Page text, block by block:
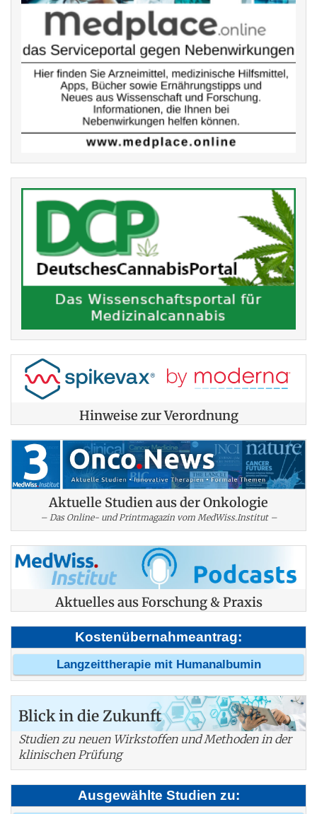
Hinweise zur Verordnung
Aktuelle Studien aus der Onkologie
– Das Online- und Printmagazin vom MedWiss.Institut –
Aktuelles aus Forschung & Praxis
Kostenübernahmeantrag:
Langzeittherapie mit Humanalbumin
Blick in die Zukunft
Studien zu neuen Wirkstoffen und Methoden in der
klinischen Prüfung
Ausgewählte Studien zu: